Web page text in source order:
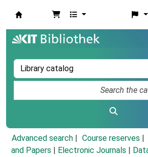
Advanced search Course reserves
and Papers
Electronic Journals